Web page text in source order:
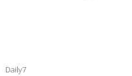
Daily7